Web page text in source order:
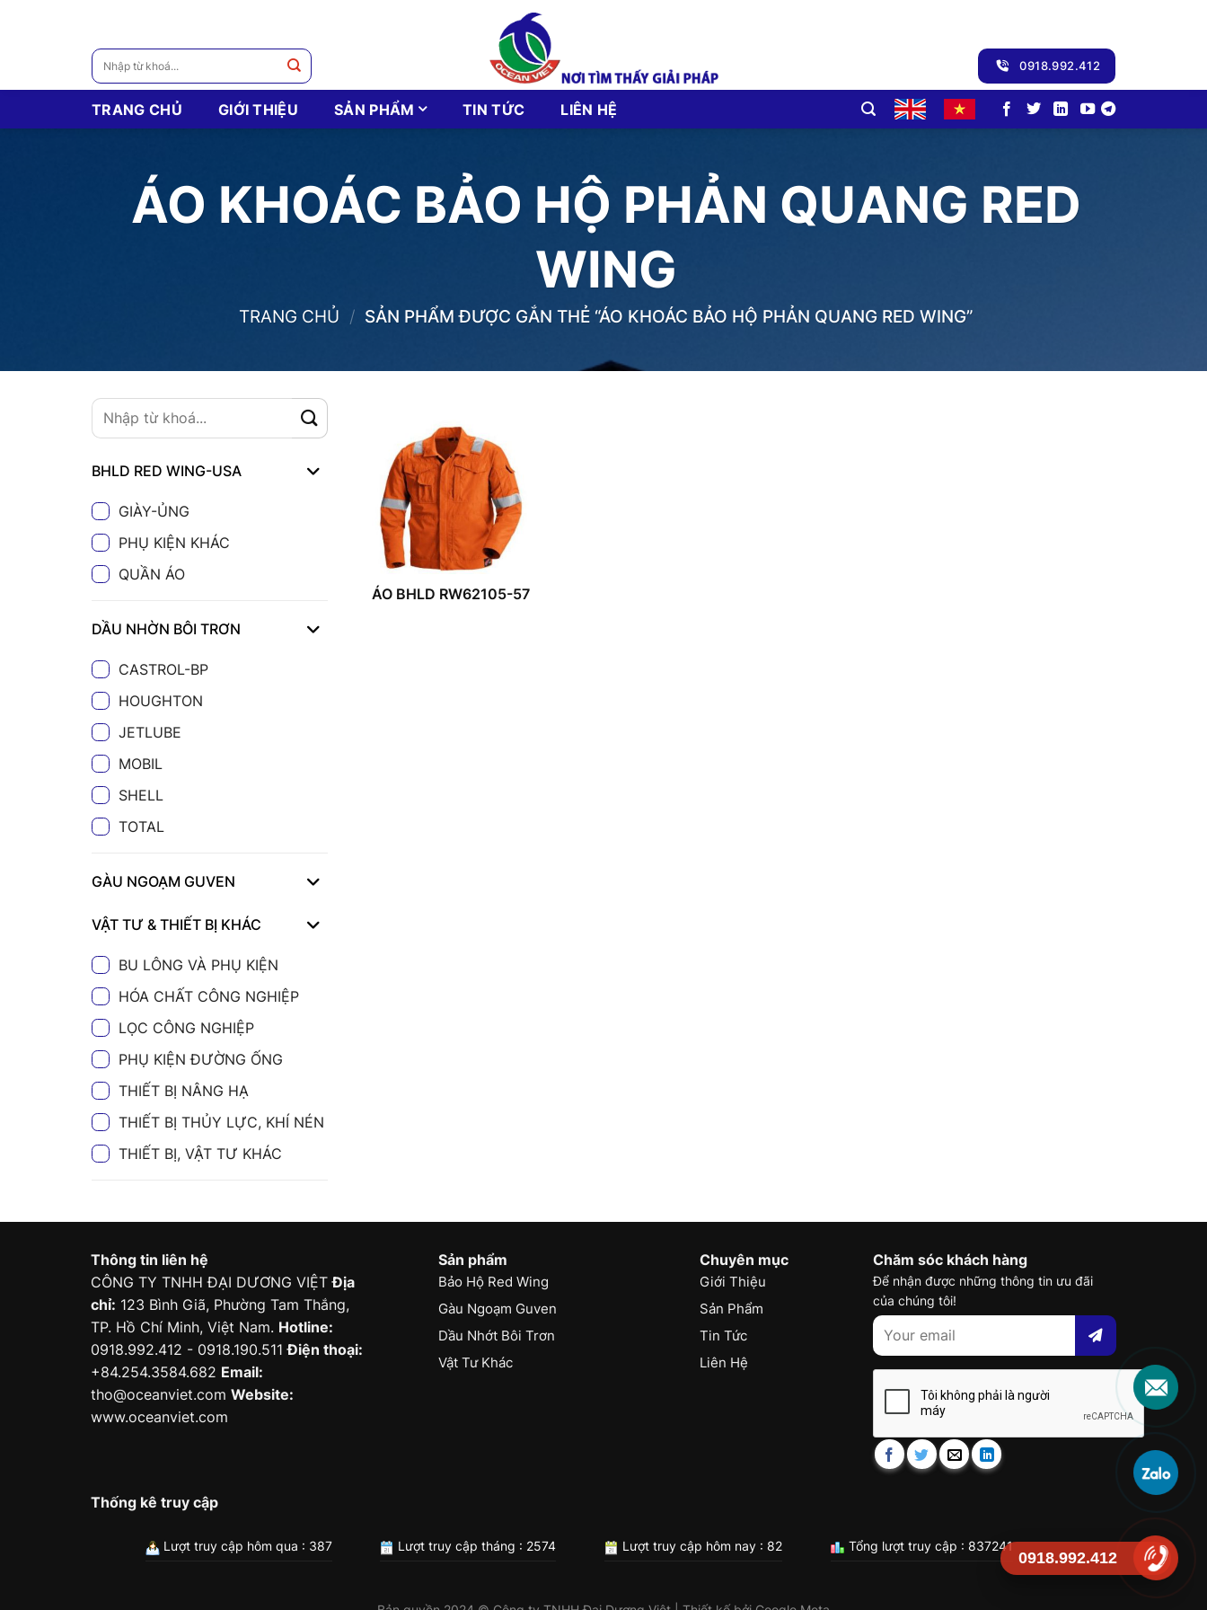
Tìm
kiếm:
0918.992.412
TRANG CHỦ GIỚI THIỆU SẢN PHẨM TIN TỨC LIÊN HỆ
ÁO KHOÁC BẢO HỘ PHẢN QUANG RED
WING
TRANG CHỦ / SẢN PHẨM ĐƯỢC GẮN THẺ “ÁO KHOÁC BẢO HỘ PHẢN QUANG RED WING”
BHLD RED WING-USA
GIÀY-ỦNG
PHỤ KIỆN KHÁC
QUẦN ÁO
DẦU NHỜN BÔI TRƠN
CASTROL-BP
HOUGHTON
JETLUBE
MOBIL
SHELL
TOTAL
GÀU NGOẠM GUVEN
VẬT TƯ & THIẾT BỊ KHÁC
BU LÔNG VÀ PHỤ KIỆN
HÓA CHẤT CÔNG NGHIỆP
LỌC CÔNG NGHIỆP
PHỤ KIỆN ĐƯỜNG ỐNG
THIẾT BỊ NÂNG HẠ
THIẾT BỊ THỦY LỰC, KHÍ NÉN
THIẾT BỊ, VẬT TƯ KHÁC
ÁO BHLD RW62105-57
Thông tin liên hệ
CÔNG TY TNHH ĐẠI DƯƠNG VIỆTĐịa
chỉ: 123 Bình Giã, Phường Tam Thắng,
TP. Hồ Chí Minh, Việt Nam. Hotline:
0918.992.412 - 0918.190.511Điện thoại:
+84.254.3584.682 Email:
tho@oceanviet.com Website:
www.oceanviet.com
Sản phẩm
Bảo Hộ Red Wing
Gàu Ngoạm Guven
Dầu Nhớt Bôi Trơn
Vật Tư Khác
Chuyên mục
Giới Thiệu
Sản Phẩm
Tin Tức
Liên Hệ
Chăm sóc khách hàng
Để nhận được những thông tin ưu đãi
của chúng tôi!
Thống kê truy cập
Lượt truy cập hôm qua : 387 Lượt truy cập tháng : 2574 Lượt truy cập hôm nay : 82 Tổng lượt truy cập : 837241
0918.992.412